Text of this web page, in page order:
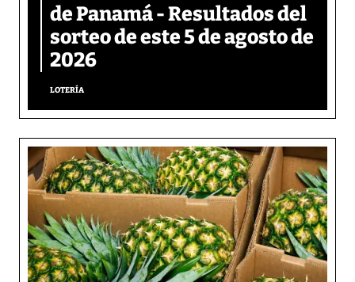
de Panamá - Resultados del
sorteo de este 5 de agosto de
2026
LOTERÍA